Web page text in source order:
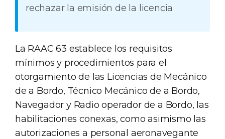
rechazar la emisión de la licencia
La RAAC 63 establece los requisitos
mínimos y procedimientos para el
otorgamiento de las Licencias de Mecánico
de a Bordo, Técnico Mecánico de a Bordo,
Navegador y Radio operador de a Bordo, las
habilitaciones conexas, como asimismo las
autorizaciones a personal aeronavegante